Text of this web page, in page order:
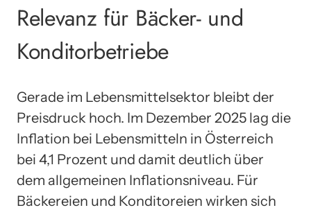
Relevanz für Bäcker- und
Konditorbetriebe
Gerade im Lebensmittelsektor bleibt der
Preisdruck hoch. Im Dezember 2025 lag die
Inflation bei Lebensmitteln in Österreich
bei 4,1 Prozent und damit deutlich über
dem allgemeinen Inflationsniveau. Für
Bäckereien und Konditoreien wirken sich